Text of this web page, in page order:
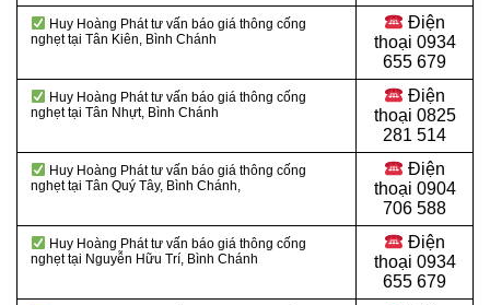
Huy Hoàng Phát tư vấn báo giá thông cống
nghẹt tại Tân Kiên, Bình Chánh
Điện
thoại 0934
655 679
Huy Hoàng Phát tư vấn báo giá thông cống
nghẹt tại Tân Nhựt, Bình Chánh
Điện
thoại 0825
281 514
Huy Hoàng Phát tư vấn báo giá thông cống
nghẹt tại Tân Quý Tây, Bình Chánh,
Điện
thoại 0904
706 588
Huy Hoàng Phát tư vấn báo giá thông cống
nghẹt tại Nguyễn Hữu Trí, Bình Chánh
Điện
thoại 0934
655 679